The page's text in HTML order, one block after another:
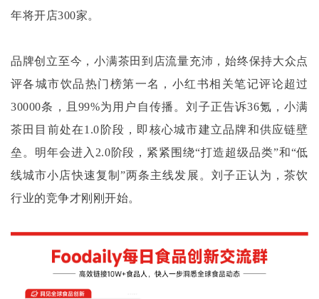
年将开店300家。
品牌创立至今，小满茶田到店流量充沛，始终保持大众点
评各城市饮品热门榜第一名，小红书相关笔记评论超过
30000条，且99%为用户自传播。刘子正告诉36氪，小满
茶田目前处在1.0阶段，即核心城市建立品牌和供应链壁
垒。明年会进入2.0阶段，紧紧围绕“打造超级品类”和“低
线城市小店快速复制”两条主线发展。刘子正认为，茶饮
行业的竞争才刚刚开始。